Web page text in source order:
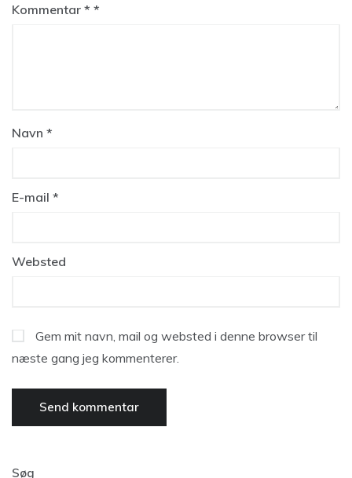
Kommentar *
Navn *
E-mail *
Websted
Gem mit navn, mail og websted i denne browser til
næste gang jeg kommenterer.
Søg